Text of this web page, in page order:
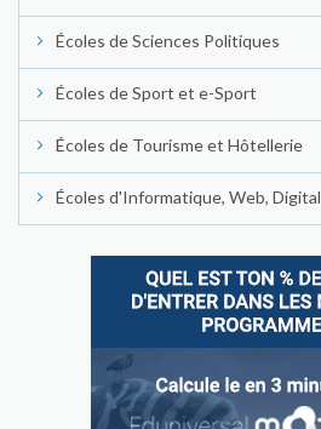
Écoles de Sciences Politiques
Écoles de Sport et e-Sport
Écoles de Tourisme et Hôtellerie
Écoles d'Informatique, Web, Digital